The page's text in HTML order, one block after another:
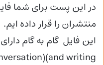
در این پست برای شما
منتشران را قرار داده ایم.